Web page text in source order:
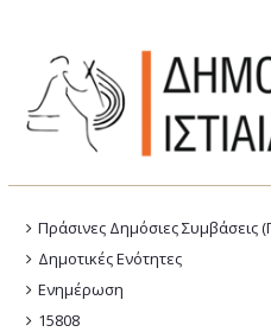
Πράσινες Δημόσιες Συμβάσεις
Δημοτικές Ενότητες
Ενημέρωση
15808